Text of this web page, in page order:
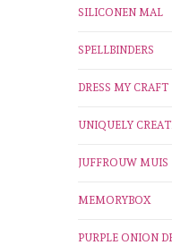
SILICONEN MAL
SPELLBINDERS
DRESS MY CRAFT
UNIQUELY
JUFFROUW MUIS
MEMORYBOX
PURPLE ONION